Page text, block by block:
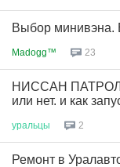
Выбор минивэна.
Madogg™ 23
НИССАН ПАТРОЛ
или нет. и как
уральцы 2
Ремонт в